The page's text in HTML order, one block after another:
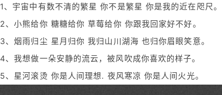
1、宇宙中有数不清的繁星 你不是繁星 你是我的近在咫尺。
2、小熊给你 糖糖给你 草莓给你 你跟我回家好不好。
3、烟雨归尘 星月归你 我归山川湖海 也归你眉眼笑意。
4、我想做一朵安静的流云，被风吹成你喜欢的样子。
5、星河滚烫 你是人间理想. 夜风寒凉 你是人间火光。